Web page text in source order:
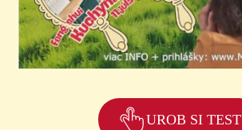
UROB SI TEST